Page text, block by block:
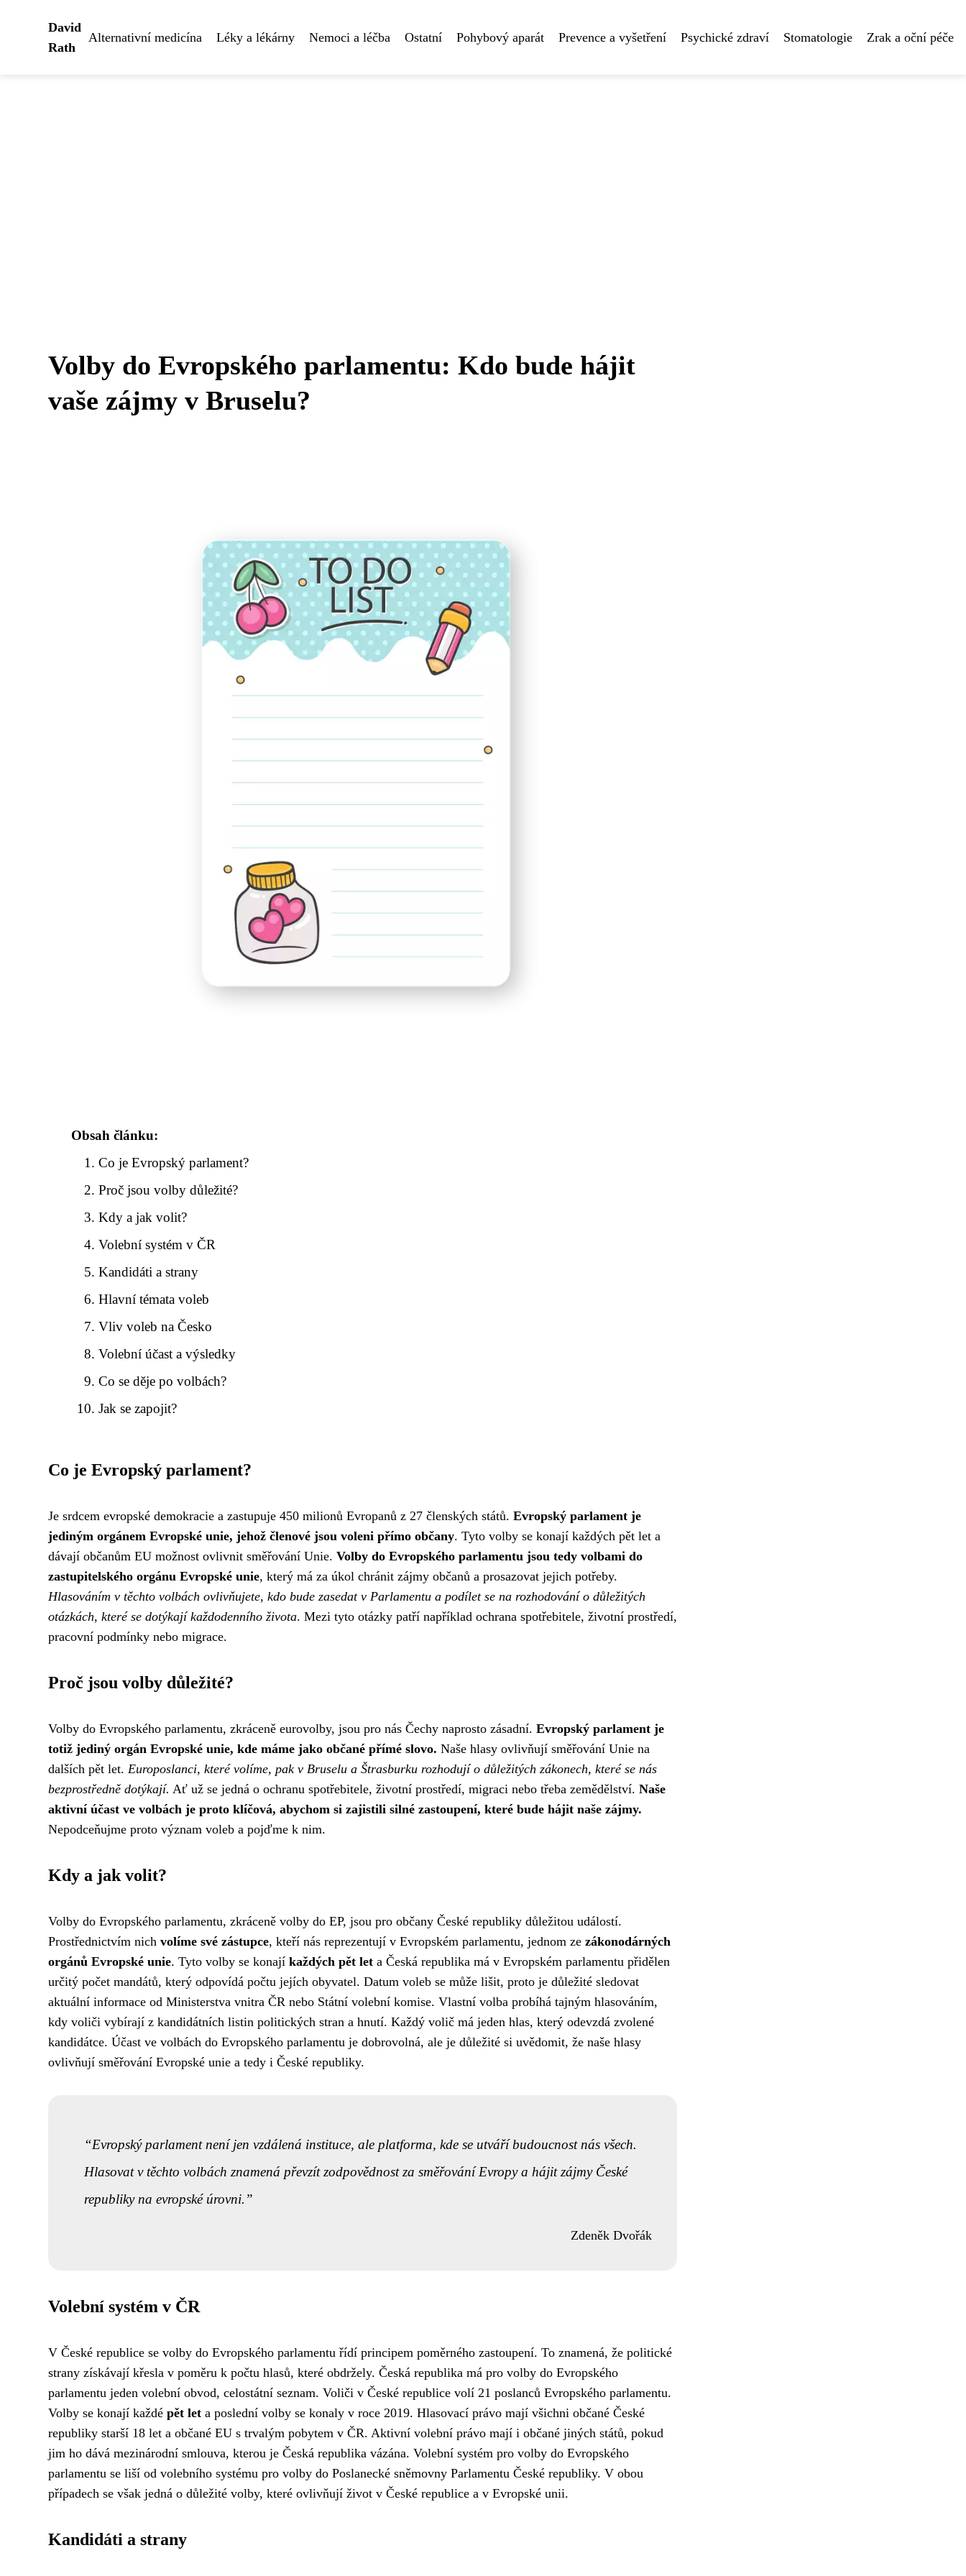
David
Rath
Alternativní medicína Léky a lékárny Nemoci a léčba Ostatní Pohybový aparát Prevence a vyšetření Psychické zdraví Stomatologie Zrak a oční péče
Volby do Evropského parlamentu: Kdo bude hájit
vaše zájmy v Bruselu?
Obsah článku:
Co je Evropský parlament?
Proč jsou volby důležité?
Kdy a jak volit?
Volební systém v ČR
Kandidáti a strany
Hlavní témata voleb
Vliv voleb na Česko
Volební účast a výsledky
Co se děje po volbách?
Jak se zapojit?
Co je Evropský parlament?
Je srdcem evropské demokracie a zastupuje 450 milionů Evropanů z 27 členských států. Evropský parlament je
jediným orgánem Evropské unie, jehož členové jsou voleni přímo občany. Tyto volby se konají každých pět let a
dávají občanům EU možnost ovlivnit směřování Unie. Volby do Evropského parlamentu jsou tedy volbami do
zastupitelského orgánu Evropské unie, který má za úkol chránit zájmy občanů a prosazovat jejich potřeby.
Hlasováním v těchto volbách ovlivňujete, kdo bude zasedat v Parlamentu a podílet se na rozhodování o důležitých
otázkách, které se dotýkají každodenního života. Mezi tyto otázky patří například ochrana spotřebitele, životní prostředí,
pracovní podmínky nebo migrace.
Proč jsou volby důležité?
Volby do Evropského parlamentu, zkráceně eurovolby, jsou pro nás Čechy naprosto zásadní. Evropský parlament je
totiž jediný orgán Evropské unie, kde máme jako občané přímé slovo. Naše hlasy ovlivňují směřování Unie na
dalších pět let. Europoslanci, které volíme, pak v Bruselu a Štrasburku rozhodují o důležitých zákonech, které se nás
bezprostředně dotýkají. Ať už se jedná o ochranu spotřebitele, životní prostředí, migraci nebo třeba zemědělství. Naše
aktivní účast ve volbách je proto klíčová, abychom si zajistili silné zastoupení, které bude hájit naše zájmy.
Nepodceňujme proto význam voleb a pojďme k nim.
Kdy a jak volit?
Volby do Evropského parlamentu, zkráceně volby do EP, jsou pro občany České republiky důležitou událostí.
Prostřednictvím nich volíme své zástupce, kteří nás reprezentují v Evropském parlamentu, jednom ze zákonodárných
orgánů Evropské unie. Tyto volby se konají každých pět let a Česká republika má v Evropském parlamentu přidělen
určitý počet mandátů, který odpovídá počtu jejích obyvatel. Datum voleb se může lišit, proto je důležité sledovat
aktuální informace od Ministerstva vnitra ČR nebo Státní volební komise. Vlastní volba probíhá tajným hlasováním,
kdy voliči vybírají z kandidátních listin politických stran a hnutí. Každý volič má jeden hlas, který odevzdá zvolené
kandidátce. Účast ve volbách do Evropského parlamentu je dobrovolná, ale je důležité si uvědomit, že naše hlasy
ovlivňují směřování Evropské unie a tedy i České republiky.
Evropský parlament není jen vzdálená instituce, ale platforma, kde se utváří budoucnost nás všech.
Hlasovat v těchto volbách znamená převzít zodpovědnost za směřování Evropy a hájit zájmy České
republiky na evropské úrovni.
Zdeněk Dvořák
Volební systém v ČR
V České republice se volby do Evropského parlamentu řídí principem poměrného zastoupení. To znamená, že politické
strany získávají křesla v poměru k počtu hlasů, které obdržely. Česká republika má pro volby do Evropského
parlamentu jeden volební obvod, celostátní seznam. Voliči v České republice volí 21 poslanců Evropského parlamentu.
Volby se konají každé pět let a poslední volby se konaly v roce 2019. Hlasovací právo mají všichni občané České
republiky starší 18 let a občané EU s trvalým pobytem v ČR. Aktivní volební právo mají i občané jiných států, pokud
jim ho dává mezinárodní smlouva, kterou je Česká republika vázána. Volební systém pro volby do Evropského
parlamentu se liší od volebního systému pro volby do Poslanecké sněmovny Parlamentu České republiky. V obou
případech se však jedná o důležité volby, které ovlivňují život v České republice a v Evropské unii.
Kandidáti a strany